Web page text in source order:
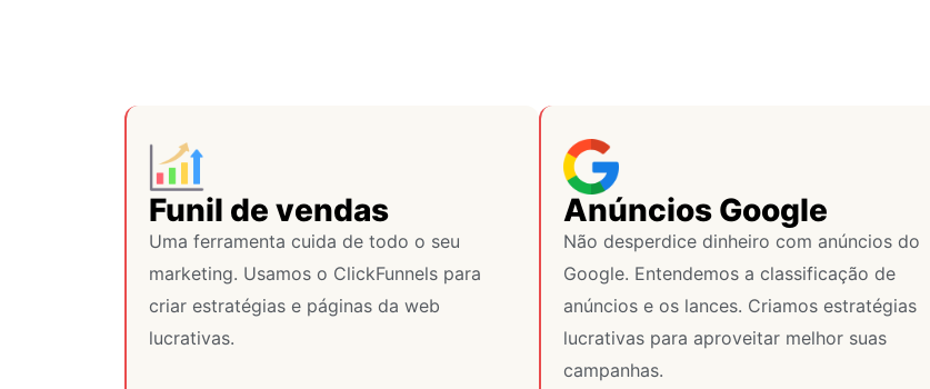
Funil de vendas
Uma ferramenta cuida de todo o seu
marketing. Usamos o ClickFunnels para
criar estratégias e páginas da web
lucrativas.
Anúncios Google
Não desperdice dinheiro com anúncios do
Google. Entendemos a classificação de
anúncios e os lances. Criamos estratégias
lucrativas para aproveitar melhor suas
campanhas.